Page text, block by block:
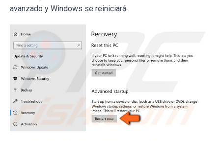
avanzado y Windows se reiniciará.